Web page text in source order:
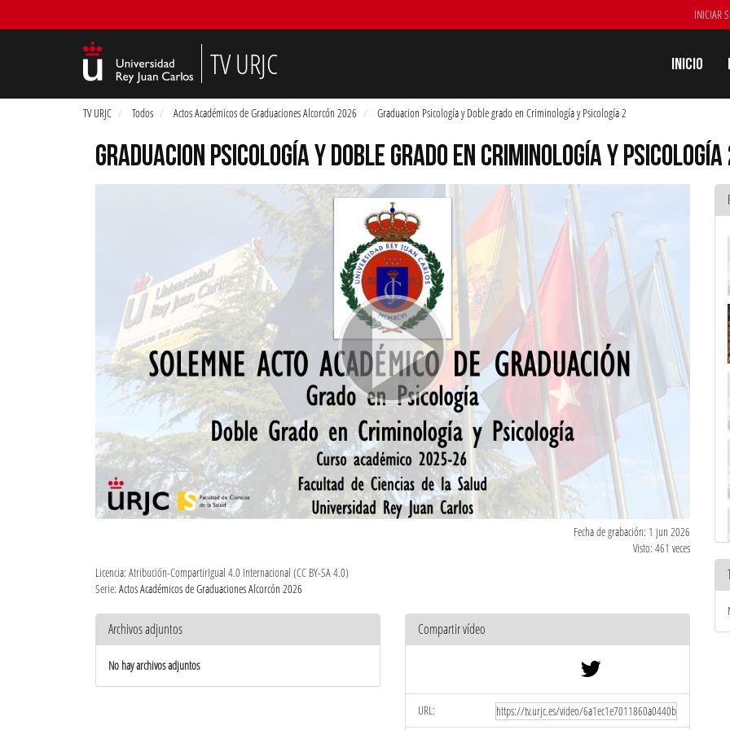
INICIAR
TV URJC Inicio
TV URJC Todos Actos Académicos de Graduaciones Alcorcón 2026 Graduacion Psicología y Doble grado en Criminología y Psicología 2
GRADUACION PSICOLOGÍA Y DOBLE GRADO EN CRIMINOLOGÍA Y PSICOLOGÍA
Fecha de grabación: 1 jun 2026
Visto: 461 veces
Licencia: Atribución-CompartirIgual 4.0 Internacional (CC BY-SA 4.0)
Serie: Actos Académicos de Graduaciones Alcorcón 2026
Archivos adjuntos
No hay archivos adjuntos
Compartir vídeo
URL: